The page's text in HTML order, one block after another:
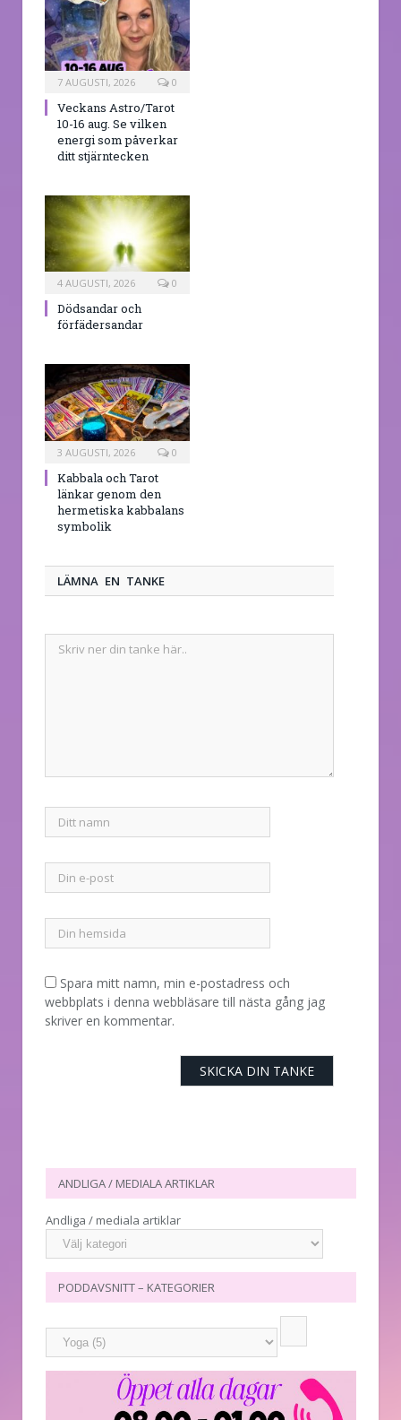
7 AUGUSTI, 2026 0
Veckans Astro/Tarot
10-16 aug. Se vilken
energi som påverkar
ditt stjärntecken
4 AUGUSTI, 2026 0
Dödsandar och
förfädersandar
3 AUGUSTI, 2026 0
Kabbala och Tarot
länkar genom den
hermetiska kabbalans
symbolik
LÄMNA EN TANKE
Spara mitt namn, min e-postadress och
webbplats i denna webbläsare till nästa gång jag
skriver en kommentar.
ANDLIGA / MEDIALA ARTIKLAR
Andliga / mediala artiklar
PODDAVSNITT – KATEGORIER